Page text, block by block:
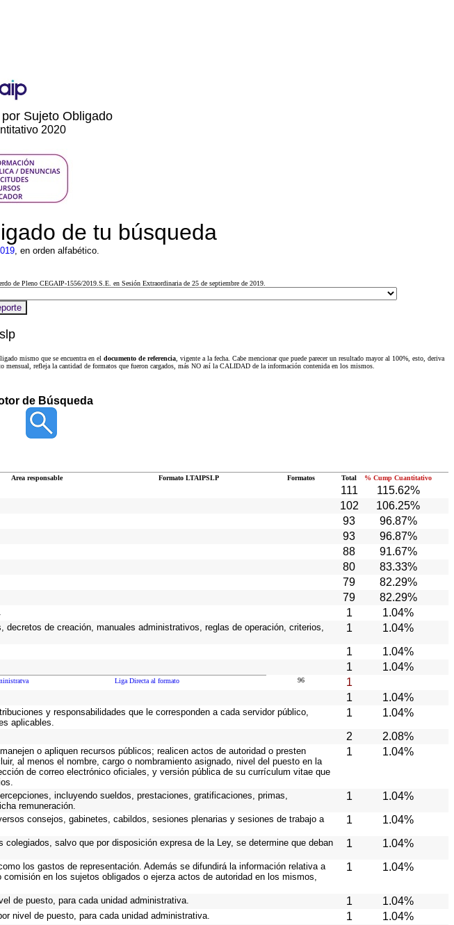
Sujeto Obligado
2020
de tu búsqueda
, en orden alfabético.
de Pleno CEGAIP-1556/2019.S.E. en Sesión Extraordinaria de 25 de septiembre de 2019.
mismo que se encuentra en el documento de referencia , vigente a la fecha. Cabe mencionar que puede parecer un resultado mayor al 100%, esto, deriva
refleja la cantidad de formatos que fueron cargados, más NO así la CALIDAD de la información contenida en los mismos.
de Búsqueda
Area responsable Formato LTAIPSLP Formatos Total % Cump Cuantitativo
111 115.62%
102 106.25%
93 96.87%
93 96.87%
88 91.67%
80 83.33%
79 82.29%
79 82.29%
1 1.04%
de creación, manuales administrativos, reglas de operación, criterios,
1 1.04%
1 1.04%
1 1.04%
Liga Directa al formato 96 1
1 1.04%
y responsabilidades que le corresponden a cada servidor público,
aplicables.
1 1.04%
2 2.08%
o apliquen recursos públicos; realicen actos de autoridad o presten
al menos el nombre, cargo o nombramiento asignado, nivel del puesto en la
de correo electrónico oficiales, y versión pública de su currículum vitae que
1 1.04%
incluyendo sueldos, prestaciones, gratificaciones, primas,
remuneración.
1 1.04%
consejos, gabinetes, cabildos, sesiones plenarias y sesiones de trabajo a
1 1.04%
salvo que por disposición expresa de la Ley, se determine que deban
1 1.04%
los gastos de representación. Además se difundirá la información relativa a
en los sujetos obligados o ejerza actos de autoridad en los mismos,
1 1.04%
de puesto, para cada unidad administrativa. 1 1.04%
nivel de puesto, para cada unidad administrativa. 1 1.04%